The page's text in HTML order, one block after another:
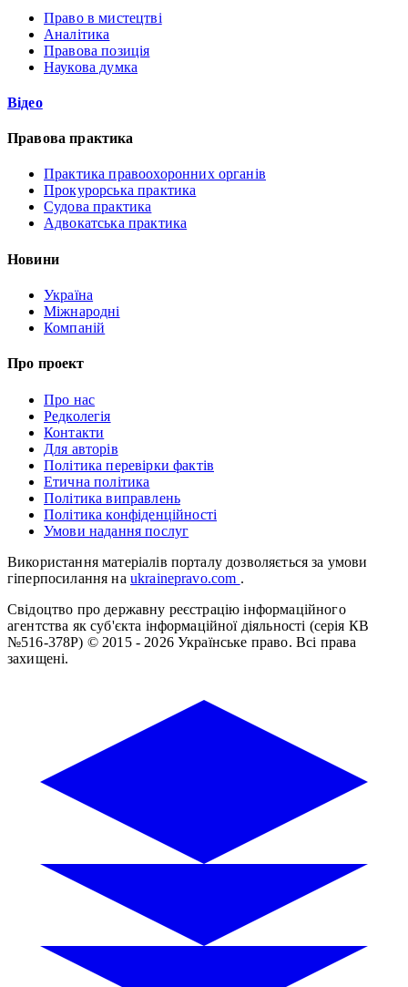
Право в мистецтві
Аналітика
Правова позиція
Наукова думка
Відео
Правова практика
Практика правоохоронних органів
Прокурорська практика
Судова практика
Адвокатська практика
Новини
Україна
Міжнародні
Компаній
Про проект
Про нас
Редколегія
Контакти
Для авторів
Політика перевірки фактів
Етична політика
Політика виправлень
Політика конфіденційності
Умови надання послуг
Використання матеріалів порталу дозволяється за умови
гіперпосилання на ukrainepravo.com .
Свідоцтво про державну реєстрацію інформаційного
агентства як суб'єкта інформаційної діяльності (серія КВ
№516-378Р) © 2015 - 2026 Українське право. Всі права
захищені.